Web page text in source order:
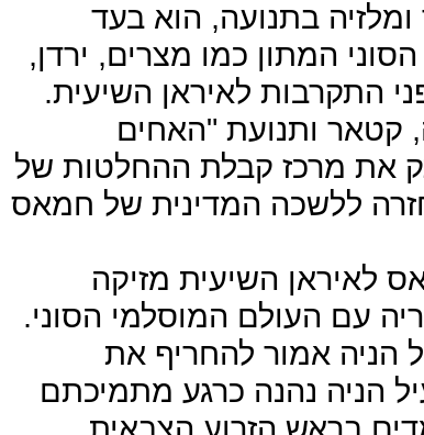
בתנועה, הוא בעד
המתון כמו מצרים, ירדן,
התקרבות לאיראן השיעית.
קטאר ותנועת "האחים
את מרכז קבלת ההחלטות של
ללשכה המדינית של חמאס
לאיראן השיעית מזיקה
עם העולם המוסלמי הסוני.
הניה אמור להחריף את
הניה נהנה כרגע מתמיכתם
בראש הזרוע הצבאית